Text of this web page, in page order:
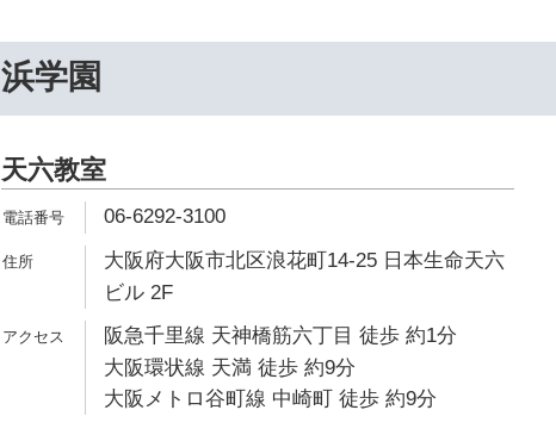
浜学園
天六教室
06-6292-3100
大阪府大阪市北区浪花町14-25 日本生命天六
ビル 2F
阪急千里線 天神橋筋六丁目 徒歩 約1分
大阪環状線 天満 徒歩 約9分
大阪メトロ谷町線 中崎町 徒歩 約9分